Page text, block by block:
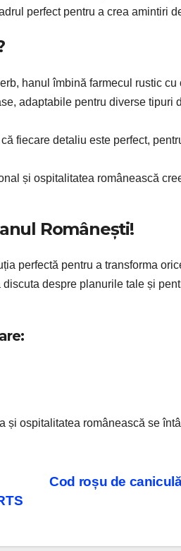
perfect pentru a crea amintiri
hanul îmbină farmecul rustic cu
adaptabile pentru diverse tipuri
fiecare detaliu este perfect,
și ospitalitatea românească
Românești!
perfectă pentru a transforma
despre planurile tale și
și ospitalitatea românească se
Cod roșu de